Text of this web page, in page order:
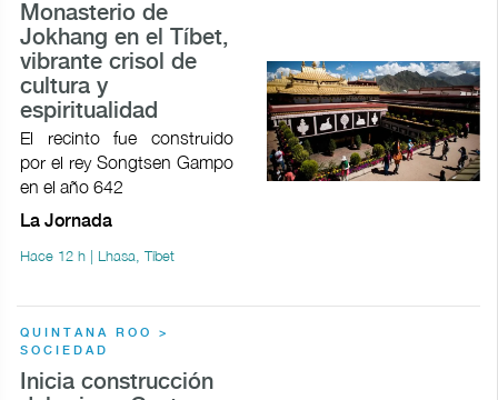
Monasterio de
Jokhang en el Tíbet,
vibrante crisol de
cultura y
espiritualidad
El recinto fue construido
por el rey Songtsen Gampo
en el año 642
La Jornada
Hace 12 h | Lhasa, Tíbet
QUINTANA ROO >
SOCIEDAD
Inicia construcción